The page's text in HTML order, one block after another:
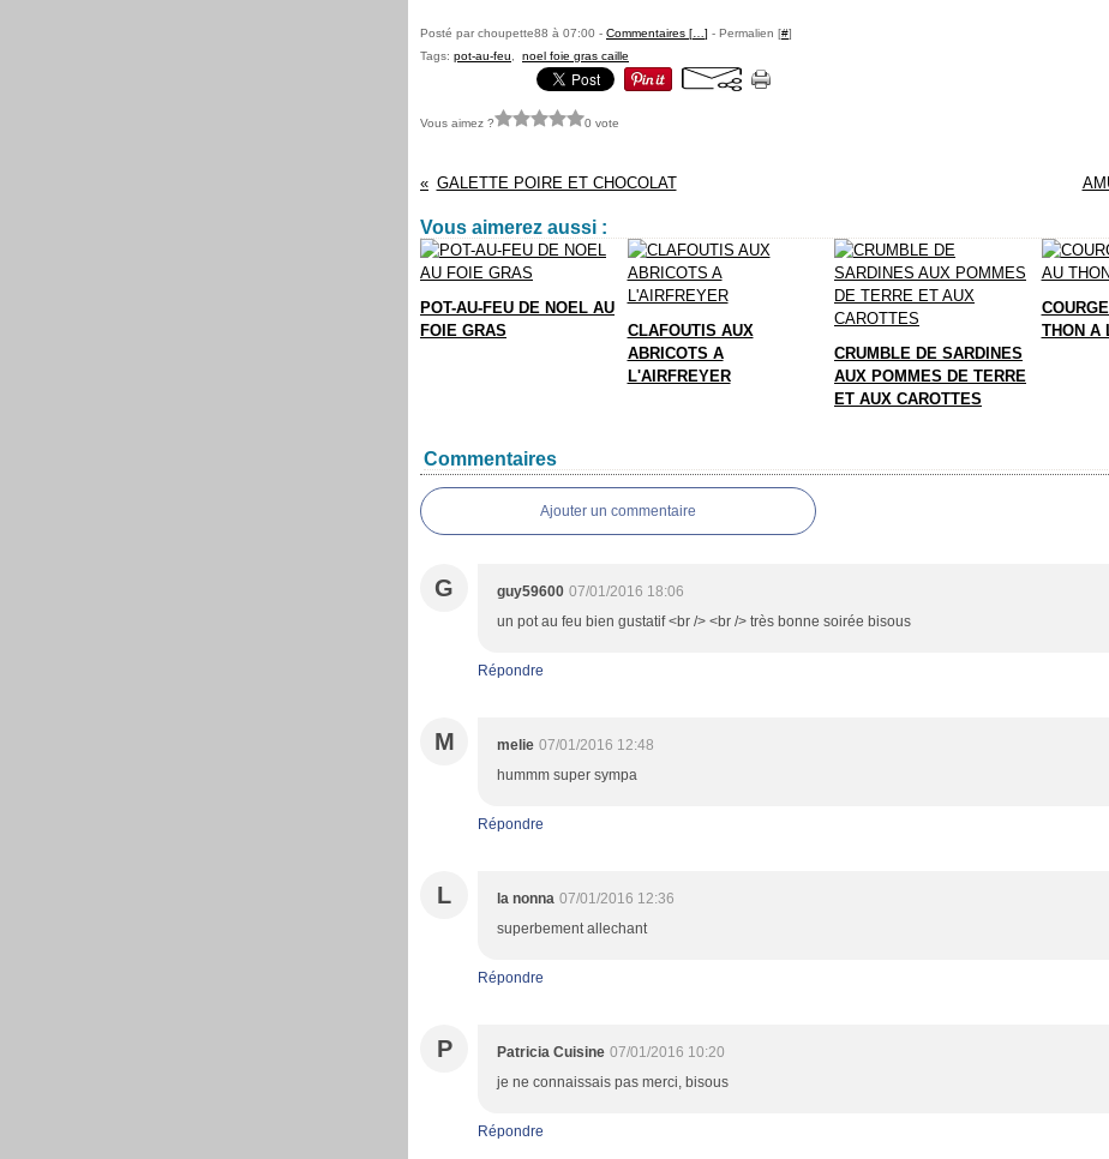
Posté par choupette88 à 07:00 - Commentaires [ ] - Permalien [#]
Tags: pot-au-feu noel foie gras caille
Vous aimez ? 0 vote
GALETTE POIRE ET CHOCOLAT
Vous aimerez aussi :
POT-AU-FEU DE NOEL AU
FOIE GRAS
CLAFOUTIS AUX
ABRICOTS A
L'AIRFREYER
CRUMBLE DE SARDINES
AUX POMMES DE TERRE
ET AUX CAROTTES
THON A
Commentaires
Ajouter un commentaire
G guy59600 07/01/2016 18:06
un pot au feu bien gustatif <br /> <br /> très bonne soirée bisous
Répondre
M melie 07/01/2016 12:48
hummm super sympa
Répondre
L la nonna 07/01/2016 12:36
superbement allechant
Répondre
P Patricia Cuisine 07/01/2016 10:20
je ne connaissais pas merci, bisous
Répondre